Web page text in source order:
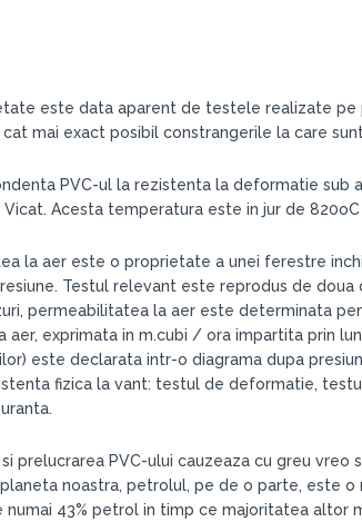
este data aparent de testele realizate pe
mai exact posibil constrangerile la care
PVC-ul la rezistenta la deformatie sub
Acesta temperatura este in jur de 820oC
la aer este o proprietate a unei ferestre
Testul relevant este reprodus de doua
permeabilitatea la aer este determinata
exprimata in m.cubi / ora impartita prin
este declarata intr-o diagrama dupa
fizica la vant: testul de deformatie,
prelucrarea PVC-ului cauzeaza cu greu vreo
noastra, petrolul, pe de o parte, este o
numai 43% petrol in timp ce majoritatea altor